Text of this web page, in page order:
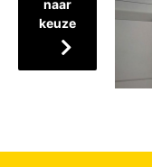
naar
keuze